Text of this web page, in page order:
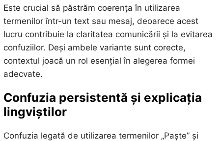
Este crucial să păstrăm coerența în utilizarea
termenilor într-un text sau mesaj, deoarece acest
lucru contribuie la claritatea comunicării și la evitarea
confuziilor. Deși ambele variante sunt corecte,
contextul joacă un rol esențial în alegerea formei
adecvate.
Confuzia persistentă și explicația
lingviștilor
Confuzia legată de utilizarea termenilor „Paște” și